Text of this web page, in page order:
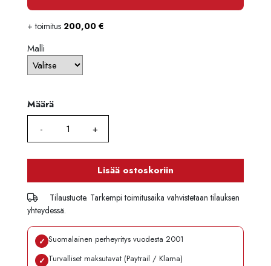
+ toimitus 200,00 €
Malli
Määrä
Määrä
Lisää ostoskoriin
Tilaustuote. Tarkempi toimitusaika vahvistetaan tilauksen
yhteydessä.
✓ Suomalainen perheyritys vuodesta 2001
✓ Turvalliset maksutavat (Paytrail / Klarna)